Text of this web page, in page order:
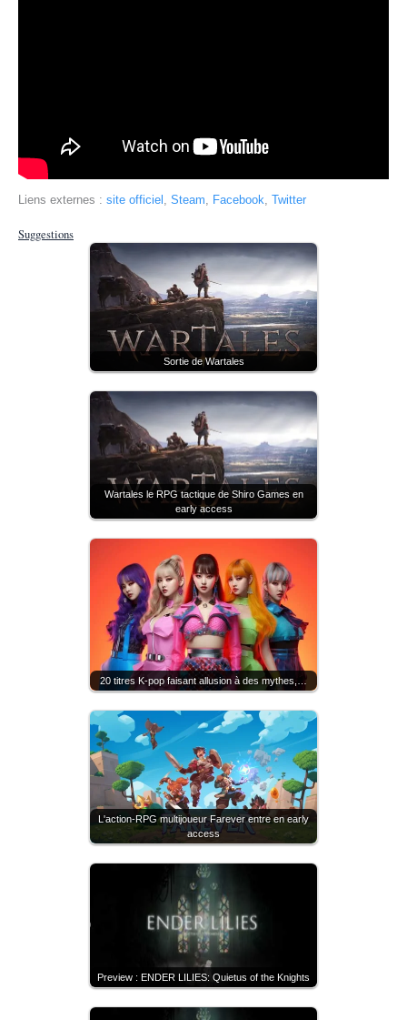
Liens externes : site officiel Steam Facebook Twitter
Suggestions
Sortie de Wartales
Wartales le RPG tactique de Shiro Games en
early access
20 titres K-pop faisant allusion à des mythes,…
L'action-RPG multijoueur Farever entre en early
access
Preview : ENDER LILIES: Quietus of the Knights